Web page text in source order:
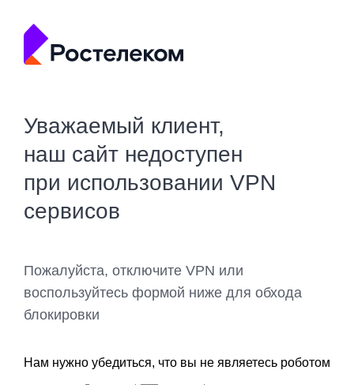
Уважаемый клиент,
наш сайт недоступен
при использовании VPN
сервисов
Пожалуйста, отключите VPN или
воспользуйтесь формой ниже для обхода
блокировки
Нам нужно убедиться, что вы не являетесь роботом